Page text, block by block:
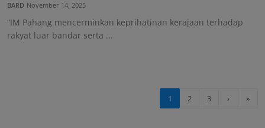
BARD November 14, 2025
“IM Pahang mencerminkan keprihatinan kerajaan terhadap
rakyat luar bandar serta ...
1 2 3 › »